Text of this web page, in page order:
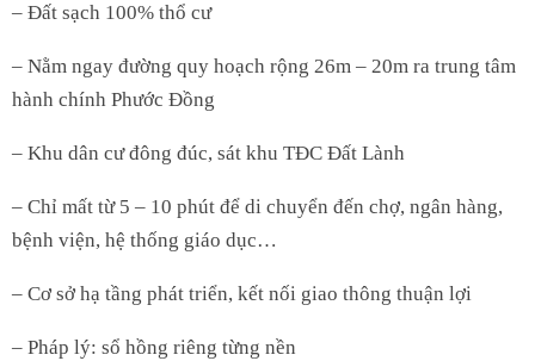
– Đất sạch 100% thổ cư
– Nằm ngay đường quy hoạch rộng 26m – 20m ra trung tâm
hành chính Phước Đồng
– Khu dân cư đông đúc, sát khu TĐC Đất Lành
– Chỉ mất từ 5 – 10 phút để di chuyển đến chợ, ngân hàng,
bệnh viện, hệ thống giáo dục…
– Cơ sở hạ tầng phát triển, kết nối giao thông thuận lợi
– Pháp lý: sổ hồng riêng từng nền